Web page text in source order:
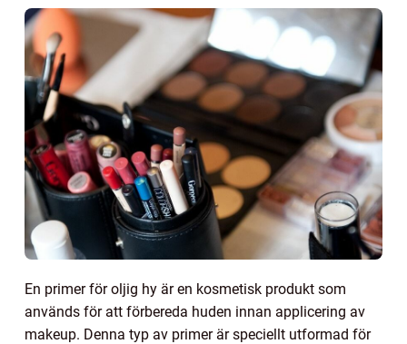
En primer för oljig hy är en kosmetisk produkt som
används för att förbereda huden innan applicering av
makeup. Denna typ av primer är speciellt utformad för